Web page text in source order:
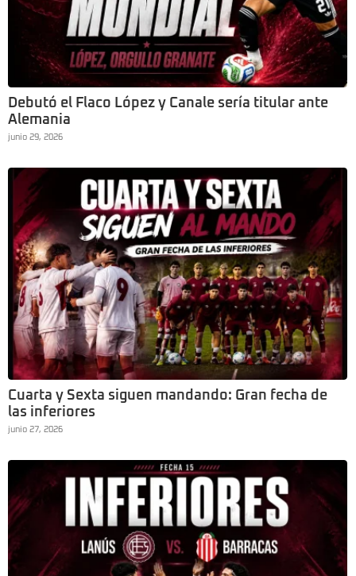
Debutó el Flaco López y Canale sería titular ante
Alemania
junio 29, 2026
Cuarta y Sexta siguen mandando: Gran fecha de
las inferiores
junio 27, 2026